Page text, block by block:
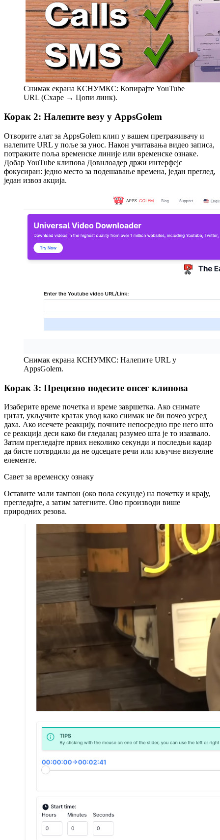
Снимак екрана КСНУМКС: Копирајте YouTube
URL (Схаре → Цопи линк).
Корак 2: Налепите везу у AppsGolem
Отворите алат за AppsGolem клип у вашем претраживачу и
налепите URL у поље за унос. Након учитавања видео записа,
потражите поља временске линије или временске ознаке.
Добар YouTube клипова Довнлоадер држи интерфејс
фокусиран: једно место за подешавање времена, један преглед,
један извоз акција.
Снимак екрана КСНУМКС: Налепите URL у
AppsGolem.
Корак 3: Прецизно подесите опсег клипова
Изаберите време почетка и време завршетка. Ако снимате
цитат, укључите кратак увод како снимак не би почео усред
даха. Ако исечете реакцију, почните непосредно пре него што
се реакција деси како би гледалац разумео шта је то изазвало.
Затим прегледајте првих неколико секунди и последњи кадар
да бисте потврдили да не одсецате речи или кључне визуелне
елементе.
Савет за временску ознаку
Оставите мали тампон (око пола секунде) на почетку и крају,
прегледајте, а затим затегните. Ово производи више
природних резова.